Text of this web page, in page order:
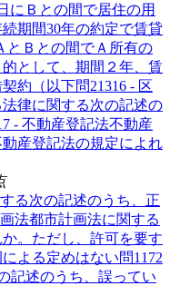
にＢとの間で居住の用
期間30年の約定で賃貸
とＢとの間でＡ所有の
として、期間２年、賃
約（以下問21316 - 区
律に関する次の記述の
- 不動産登記法不動産
産登記法の規定によれ
る次の記述のうち、正
法都市計画法に関する
。ただし、許可を要す
よる定めはない問1172
記述のうち、誤ってい